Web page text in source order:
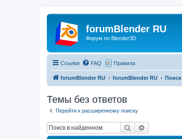
forumBlender RU
Форум по Blender3D
Ссылки FAQ Правила
forumBlender RU forumBlender RU Поиск
Темы без ответов
Перейти к расширенному поиску
Поиск